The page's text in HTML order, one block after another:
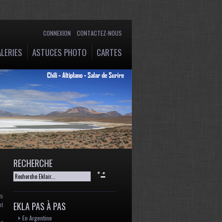
CONNEXION CONTACTEZ-NOUS
ASTUCES PHOTO CARTES
RECHERCHE
EKLA PAS À PAS
En Argentine